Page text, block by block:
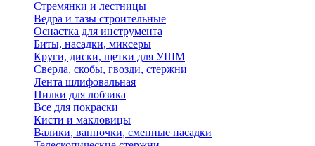
Стремянки и лестницы
Ведра и тазы строительные
Оснастка для инструмента
Биты, насадки, миксеры
Круги, диски, щетки для УШМ
Сверла, скобы, гвозди, стержни
Лента шлифовальная
Пилки для лобзика
Все для покраски
Кисти и макловицы
Валики, ванночки, сменные насадки